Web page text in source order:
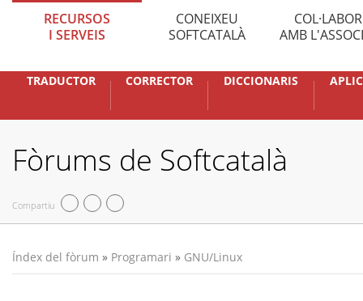
RECURSOS
I SERVEIS
CONEIXEU
SOFTCATALÀ
AMB
TRADUCTOR CORRECTOR DICCIONARIS
Fòrums de Softcatalà
Compartiu
Índex del fòrum » Programari » GNU/Linux